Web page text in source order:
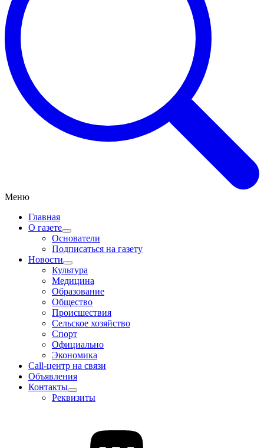
Меню
Главная
О газете
Основатели
Подписаться на газету
Новости
Культура
Медицина
Образование
Общество
Происшествия
Сельское хозяйство
Спорт
Официально
Экономика
Call-центр на связи
Объявления
Контакты
Реквизиты